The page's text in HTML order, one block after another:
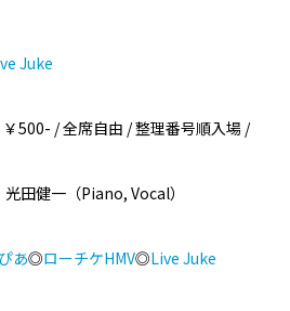
Juke
500- / 全席自由 / 整理番号順入場 /
田健一（Piano, Vocal）
あ◎ローチケHMV◎Live Juke